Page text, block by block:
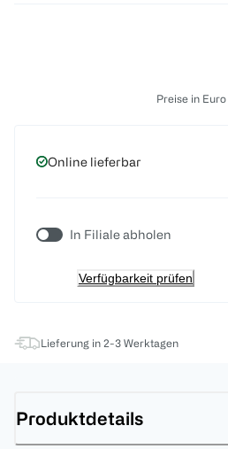
Preise in
Online lieferbar
In Filiale abholen
Verfügbarkeit prüfen
Lieferung in 2-3 Werktagen
Produktdetails